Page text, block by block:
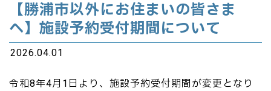
【勝浦市以外にお住まいの皆さま
へ】施設予約受付期間について
2026.04.01
令和8年4月1日より、施設予約受付期間が変更となり